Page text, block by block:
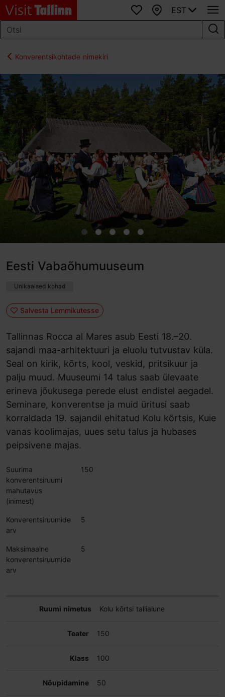
Lemmikud
Kaart
EST
Konverentsikohtade nimekiri
Eesti Vabaõhumuuseum
Unikaalsed kohad
Salvesta Lemmikutesse
Tallinnas Rocca al Mares asub Eesti 18.–20.
sajandi maa-arhitektuuri ja eluolu tutvustav küla.
Seal on kirik, kõrts, kool, veskid, pritsikuur ja
palju muud. Muuseumi 14 talus saab ülevaate
erineva jõukusega perede elust endistel aegadel.
Seminare, konverentse ja muid üritusi saab
korraldada 19. sajandil ehitatud Kolu kõrtsis, Kuie
vanas koolimajas, uues setu talus ja hubases
peipsivene majas.
Suurima
konverentsiruumi
mahutavus
(inimest)
150
Konverentsiruumide
arv
5
Maksimaalne
konverentsiruumide
arv
5
Kolu kõrtsi tallialune
150
100
50